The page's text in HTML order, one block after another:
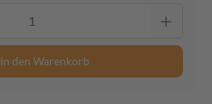
In den Warenkorb